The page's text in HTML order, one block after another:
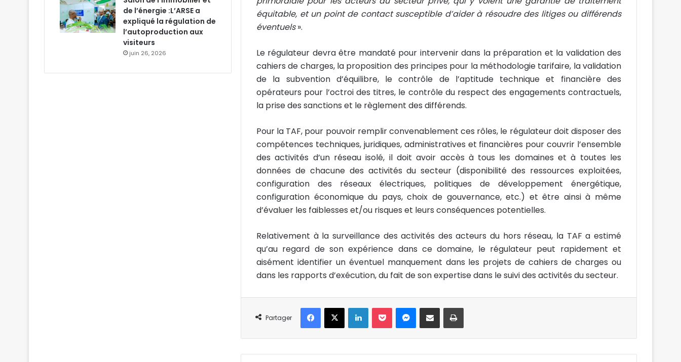
équitable, et un point de contact susceptible d’aider à résoudre des litiges ou différends
éventuels».
Le régulateur devra être mandaté pour intervenir dans la préparation et la validation des
cahiers de charges, la proposition des principes pour la méthodologie tarifaire, la validation
de la subvention d’équilibre, le contrôle de l’aptitude technique et financière des
opérateurs pour l’octroi des titres, le contrôle du respect des engagements contractuels,
la prise des sanctions et le règlement des différends.
Pour la TAF, pour pouvoir remplir convenablement ces rôles, le régulateur doit disposer des
compétences techniques, juridiques, administratives et financières pour couvrir l’ensemble
des activités d’un réseau isolé, il doit avoir accès à tous les domaines et à toutes les
données de chacune des activités du secteur (disponibilité des ressources exploitées,
configuration des réseaux électriques, politiques de développement énergétique,
configuration économique du pays, choix de gouvernance, etc.) et être ainsi à même
d’évaluer les faiblesses et/ou risques et leurs conséquences potentielles.
Relativement à la surveillance des activités des acteurs du hors réseau, la TAF a estimé
qu’au regard de son expérience dans ce domaine, le régulateur peut rapidement et
aisément identifier un éventuel manquement dans les projets de cahiers de charges ou
dans les rapports d’exécution, du fait de son expertise dans le suivi des activités du secteur.
Partager
X Linkedin
de l’énergie :L’ARSE a
expliqué la régulation de
l’autoproduction aux
visiteurs
juin 26, 2026